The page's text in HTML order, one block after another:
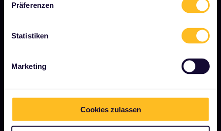
Präferenzen
Statistiken
Marketing
Cookies zulassen
So verwenden Sie Ihren Pass
Community
Nachhaltiger Tourismus